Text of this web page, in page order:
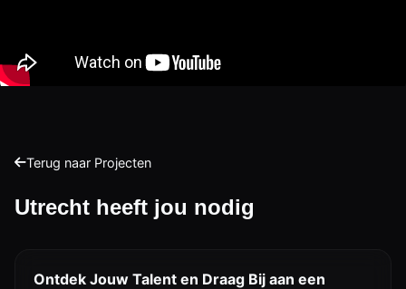
Terug naar Projecten
Utrecht heeft jou nodig
Ontdek Jouw Talent en Draag Bij aan een